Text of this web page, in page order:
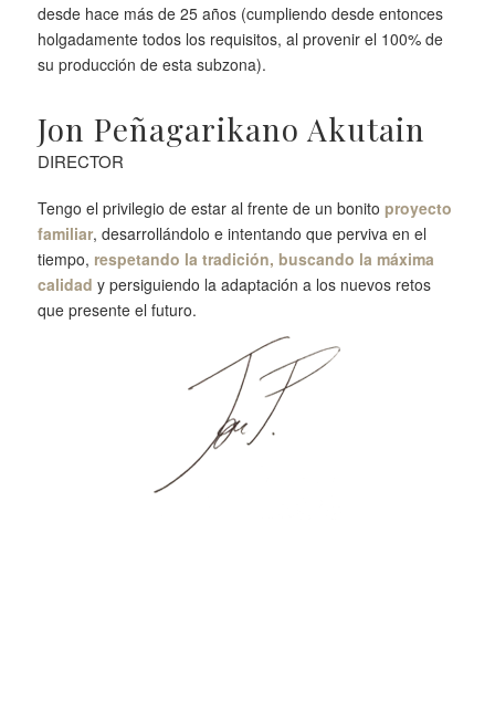
desde hace más de 25 años (cumpliendo desde entonces
holgadamente todos los requisitos, al provenir el 100% de
su producción de esta subzona).
Jon Peñagarikano Akutain
DIRECTOR
Tengo el privilegio de estar al frente de un bonito proyecto
familiar, desarrollándolo e intentando que perviva en el
tiempo, respetando la tradición, buscando la máxima
calidad y persiguiendo la adaptación a los nuevos retos
que presente el futuro.